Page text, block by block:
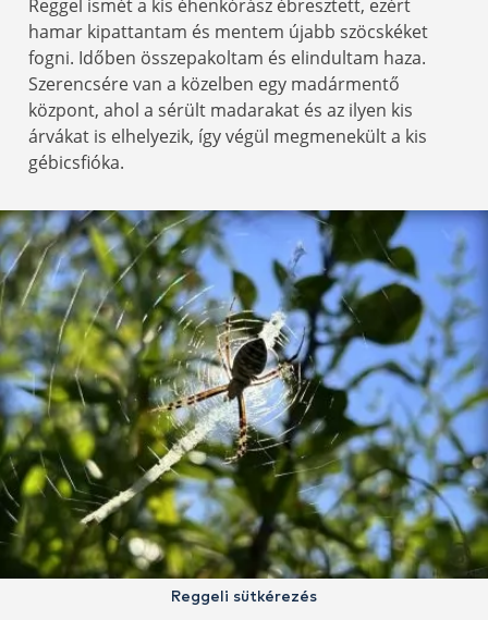
Reggel ismét a kis éhenkórász ébresztett, ezért
hamar kipattantam és mentem újabb szöcskéket
fogni. Időben összepakoltam és elindultam haza.
Szerencsére van a közelben egy madármentő
központ, ahol a sérült madarakat és az ilyen kis
árvákat is elhelyezik, így végül megmenekült a kis
gébicsfióka.
Reggeli sütkérezés